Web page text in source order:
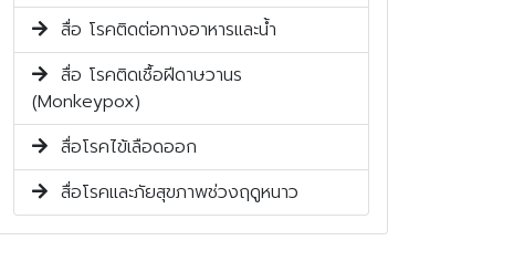
สื่อ โรคติดต่อทางอาหารและน้ำ
สื่อ โรคติดเชื้อฝีดาษวานร
(Monkeypox)
สื่อโรคไข้เลือดออก
สื่อโรคและภัยสุขภาพช่วงฤดูหนาว